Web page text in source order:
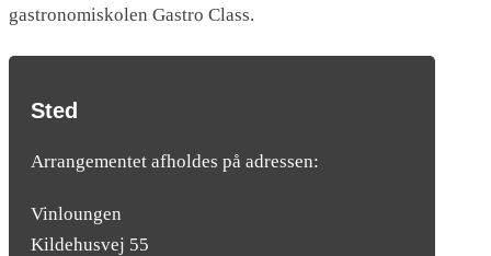
gastronomiskolen Gastro Class.
Sted
Arrangementet afholdes på adressen:
Vinloungen
Kildehusvej 55